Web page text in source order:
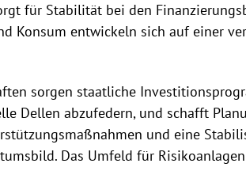
für Stabilität bei den
entwickeln sich auf einer
sorgen staatliche
Dellen abzufedern, und schafft
und eine
Das Umfeld für